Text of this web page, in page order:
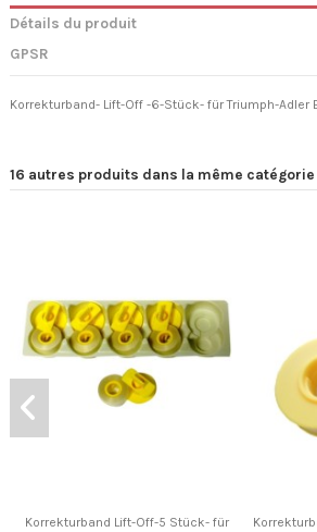
Détails du produit
GPSR
Korrekturband- Lift-Off -6-Stück- für Triumph-Adler
16 autres produits dans la même catégorie
Korrekturband Lift-Off-5 Stück- für